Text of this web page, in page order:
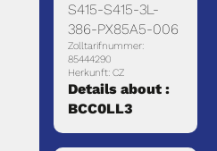
S415-S415-3L-
386-PX85A5-006
Zolltarifnummer:
85444290
Herkunft: CZ
Details about :
BCC0LL3